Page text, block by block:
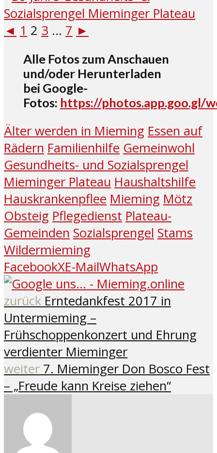
◄ 1 2 3 ... 7 ►
Alle Fotos zum Anschauen
und/oder Herunterladen
bei Google-
Fotos: https://photos.app.goo.gl/
Älter werden in Mieming Essen auf
Rädern Familienhilfe Gemeinwohl
Gesundheits- und Sozialsprengel
Mieminger Plateau Haushaltshilfe
Hauskrankenpflee Mieming Mötz
Obsteig Pflegedienst Plateau-
Gemeinden Sozialsprengel Stams
Wildermieming
FacebookXE-MailWhatsApp
zurück Erntedankfest 2017 in
Untermieming –
Frühschoppenkonzert und Ehrung
verdienter Mieminger
weiter 7. Mieminger Don Bosco Fest
– „Freude kann Kreise ziehen“